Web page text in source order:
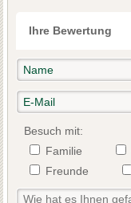
Ihre Bewertung
Besuch mit:
Familie
Freunde